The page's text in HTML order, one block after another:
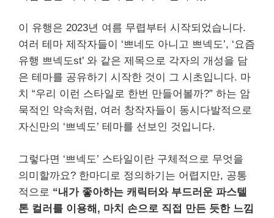
이 유행은 2023년 여름 무렵부터 시작되었습니다.
여러 테마 제작자들이 ‘쁘네도 아니고 쁘넥도’, ‘요즘
유행 쁘넥도st’ 와 같은 제목으로 각자의 개성을 담
은 테마를 공유하기 시작한 것이 그 시초입니다. 마
치 “우리 이런 스타일로 한번 만들어볼까?” 하는 암
묵적인 약속처럼, 여러 창작자들이 동시다발적으로
자신만의 ‘쁘넥도’ 테마를 선보인 것입니다.
그렇다면 ‘쁘넥도’ 스타일이란 구체적으로 무엇을
의미할까요? 한마디로 정의하기는 어렵지만, 공통
적으로 “내가 좋아하는 캐릭터와 부드러운 파스텔
톤 컬러를 이용해, 마치 손으로 직접 만든 듯한 느낌